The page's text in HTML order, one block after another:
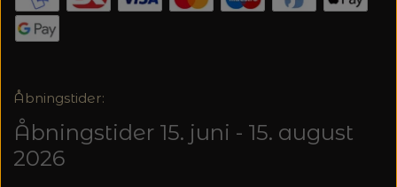
Åbningstider:
Åbningstider 15. juni - 15. august
2026